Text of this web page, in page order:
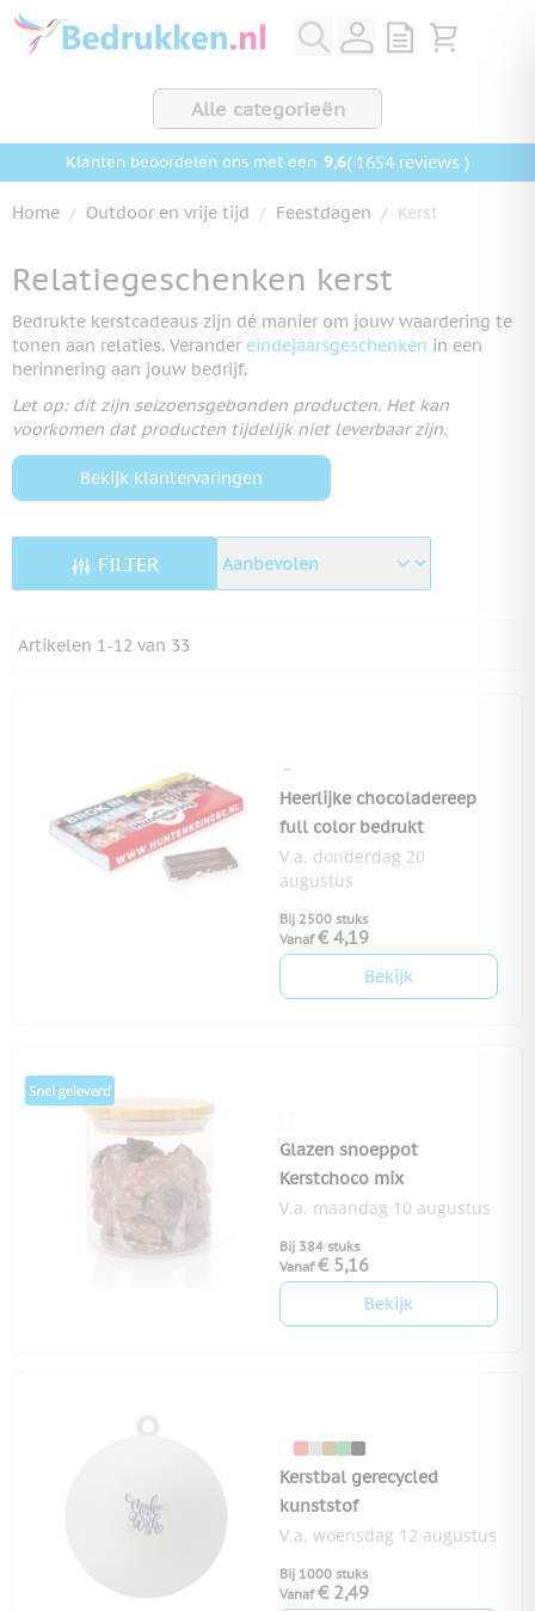
Ga naar de inhoud
View quote,
Bekijk
Alle categorieën
Klanten beoordelen ons met een 9,6( 1654 reviews )
Home / Outdoor en vrije tijd / Feestdagen / Kerst
Relatiegeschenken kerst
Bedrukte kerstcadeaus zijn dé manier om jouw waardering te
tonen aan relaties. Verander eindejaarsgeschenken in een
herinnering aan jouw bedrijf.
Let op: dit zijn seizoensgebonden producten. Het kan
voorkomen dat producten tijdelijk niet leverbaar zijn.
Bekijk klantervaringen
FILTER
Artikelen 1-12 van 33
Heerlijke chocoladereep
full color bedrukt
V.a. donderdag 20
augustus
Bij 2500 stuks
Vanaf € 4,19
Bekijk
Glazen snoeppot
Kerstchoco mix
V.a. maandag 10 augustus
Bij 384 stuks
Vanaf € 5,16
Bekijk
Kerstbal gerecycled
kunststof
V.a. woensdag 12 augustus
Bij 1000 stuks
Vanaf € 2,49